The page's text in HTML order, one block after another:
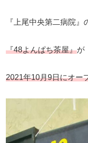
『上尾中央第二病院
『48よんぱち茶屋』が
2021年10月9日にオー